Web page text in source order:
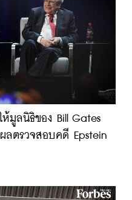
มูลนิธิของ Bill Gates
ลตรวจสอบคดี Epstein